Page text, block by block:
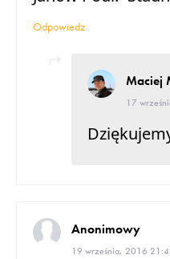
Odpowiedz
Maciej
17
Anonimowy
19 września, 2016